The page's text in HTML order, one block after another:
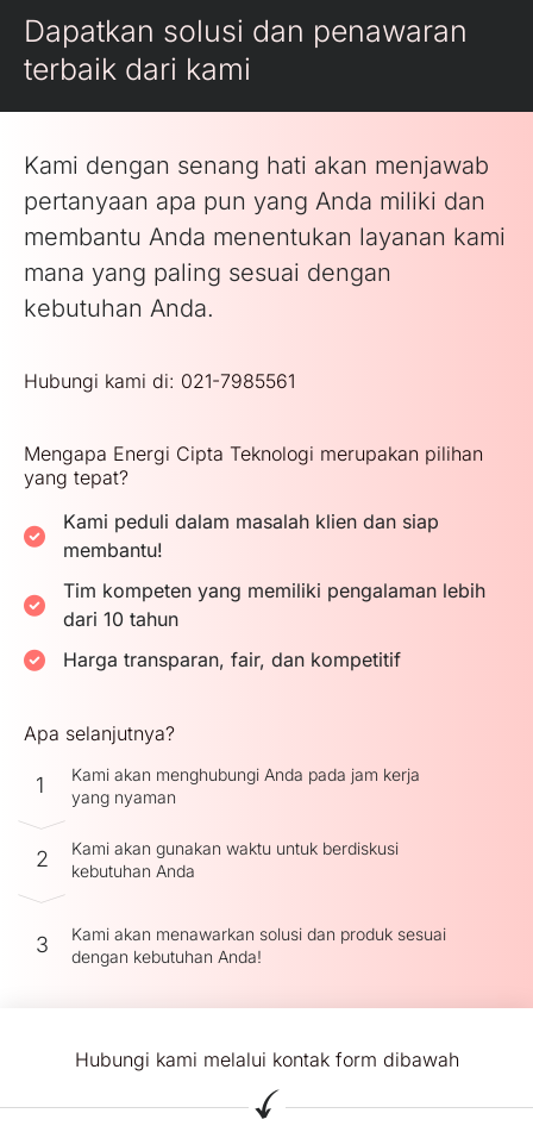
Dapatkan solusi dan penawaran
terbaik dari kami
Kami dengan senang hati akan menjawab
pertanyaan apa pun yang Anda miliki dan
membantu Anda menentukan layanan kami
mana yang paling sesuai dengan
kebutuhan Anda.
Hubungi kami di: 021-7985561
Mengapa Energi Cipta Teknologi merupakan pilihan
yang tepat?
Kami peduli dalam masalah klien dan siap
membantu!
Tim kompeten yang memiliki pengalaman lebih
dari 10 tahun
Harga transparan, fair, dan kompetitif
Apa selanjutnya?
1
Kami akan menghubungi Anda pada jam kerja
yang nyaman
2
Kami akan gunakan waktu untuk berdiskusi
kebutuhan Anda
3
Kami akan menawarkan solusi dan produk sesuai
dengan kebutuhan Anda!
Hubungi kami melalui kontak form dibawah